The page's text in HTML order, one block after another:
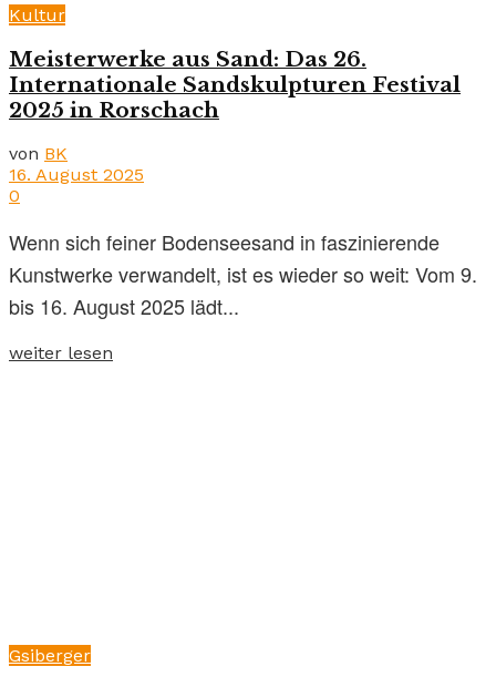
Kultur
Meisterwerke aus Sand: Das 26.
Internationale Sandskulpturen Festival
2025 in Rorschach
von BK
16. August 2025
0
Wenn sich feiner Bodenseesand in faszinierende
Kunstwerke verwandelt, ist es wieder so weit: Vom 9.
bis 16. August 2025 lädt...
weiter lesen
Gsiberger